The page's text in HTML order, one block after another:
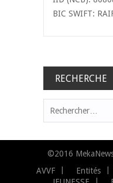
BIC SWIFT:
RECHERCHE
©2016
AVVF
Entités